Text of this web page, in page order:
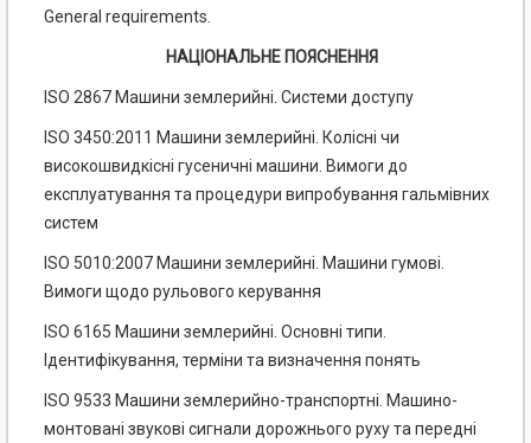
General requirements.
НАЦІОНАЛЬНЕ ПОЯСНЕННЯ
ISO 2867 Машини землерийні. Системи доступу
ISO 3450:2011 Машини землерийні. Колісні чи
високошвидкісні гусеничні машини. Вимоги до
експлуатування та процедури випробування гальмівних
систем
ISO 5010:2007 Машини землерийні. Машини гумові.
Вимоги щодо рульового керування
ISO 6165 Машини землерийні. Основні типи.
Ідентифікування, терміни та визначення понять
ISO 9533 Машини землерийно-транспортні. Машино-
монтовані звукові сигнали дорожнього руху та передні